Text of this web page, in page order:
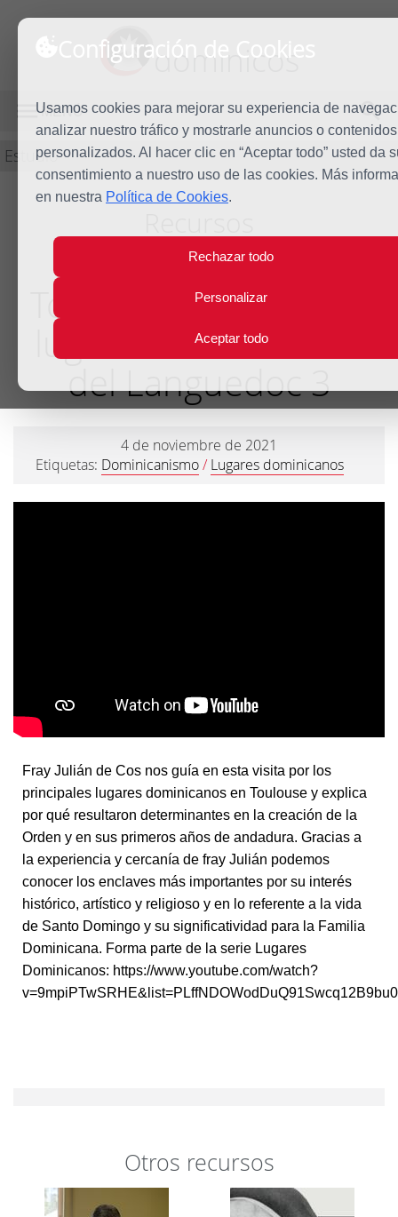
Configuración de Cookies
Usamos cookies para mejorar su experiencia de
analizar nuestro tráfico y mostrarle anuncios o contenidos
personalizados. Al hacer clic en “Aceptar todo” usted da
consentimiento a nuestro uso de las cookies. Más
en nuestra Política de Cookies.
Rechazar todo
Personalizar
Aceptar todo
dominicos
MENÚ
Estudio
Toulouse - Visita a los
lugares dominicanos
del Languedoc 3
4 de noviembre de 2021
Etiquetas: Dominicanismo/Lugares dominicanos
Fray Julián de Cos nos guía en esta visita por los
principales lugares dominicanos en Toulouse y explica
por qué resultaron determinantes en la creación de la
Orden y en sus primeros años de andadura. Gracias a
la experiencia y cercanía de fray Julián podemos
conocer los enclaves más importantes por su interés
histórico, artístico y religioso y en lo referente a la vida
de Santo Domingo y su significatividad para la Familia
Dominicana. Forma parte de la serie Lugares
Dominicanos: https://www.youtube.com/watch?
Otros recursos